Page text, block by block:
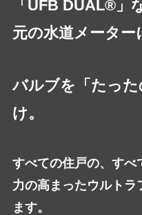
「UFB DUAL®」
元の水道メーター
バルブを「たっ
け。
すべての住戸の、すべ
力の高まったウルトラ
ます。